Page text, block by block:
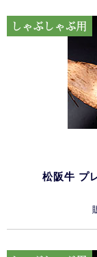
松阪牛 プ